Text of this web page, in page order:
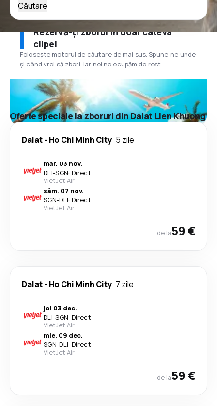
Căutare
Rezervă-ți zborul în doar câteva
clipe!
Folosește motorul de căutare de mai sus. Spune-ne unde
și când vrei să zbori, iar noi ne ocupăm de rest.
Oferte speciale la zboruri din Dalat Lien Khuong
Dalat- Ho Chi Minh City 5 zile
mar. 03 nov.
DLI-SGN· Direct
VietJet Air
sâm. 07 nov.
SGN-DLI· Direct
VietJet Air
de la59 €
Dalat- Ho Chi Minh City 7 zile
joi 03 dec.
DLI-SGN· Direct
VietJet Air
mie. 09 dec.
SGN-DLI· Direct
VietJet Air
de la59 €